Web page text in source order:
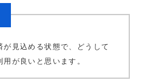
見込める状態で、どうして
が良いと思います。